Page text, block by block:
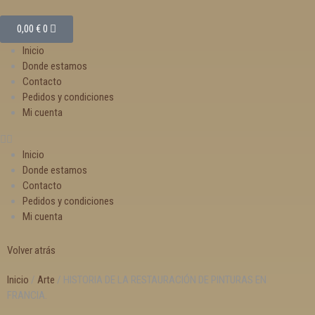
0,00 €0
Inicio
Donde estamos
Contacto
Pedidos y condiciones
Mi cuenta
Inicio
Donde estamos
Contacto
Pedidos y condiciones
Mi cuenta
Volver atrás
Inicio / Arte / HISTORIA DE LA RESTAURACIÓN DE PINTURAS EN
FRANCIA.